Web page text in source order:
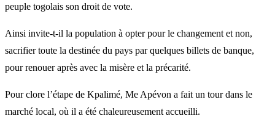
peuple togolais son droit de vote.
Ainsi invite-t-il la population à opter pour le changement et non,
sacrifier toute la destinée du pays par quelques billets de banque,
pour renouer après avec la misère et la précarité.
Pour clore l’étape de Kpalimé, Me Apévon a fait un tour dans le
marché local, où il a été chaleureusement accueilli.